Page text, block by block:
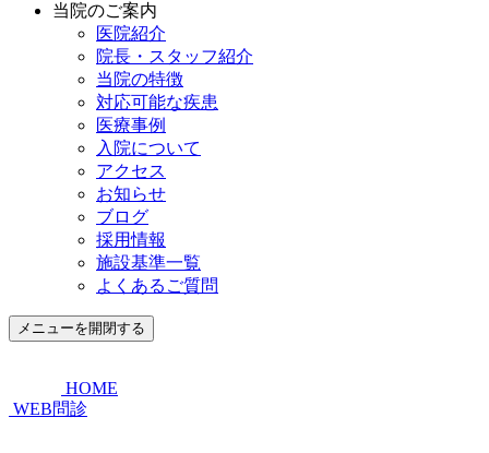
当院のご案内
医院紹介
院長・スタッフ紹介
当院の特徴
対応可能な疾患
医療事例
入院について
アクセス
お知らせ
ブログ
採用情報
施設基準一覧
よくあるご質問
メニューを開閉する
HOME
WEB問診